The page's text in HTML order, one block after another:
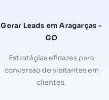
Gerar Leads em Aragarças -
GO
Estratégias eficazes para
conversão de visitantes em
clientes.